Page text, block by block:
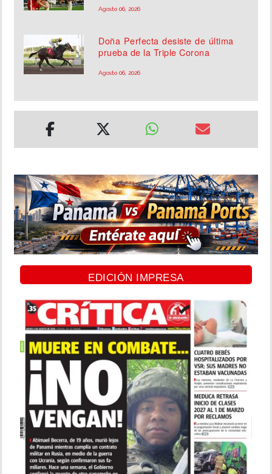
Agosto 06, 2026
Doña Perfecta desiste de última
prueba de la Triple Corona
Agosto 06, 2026
EDICIÓN IMPRESA